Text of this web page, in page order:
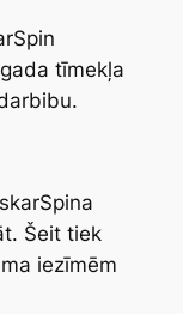
tīmekļa
Šeit tiek
iezīmēm